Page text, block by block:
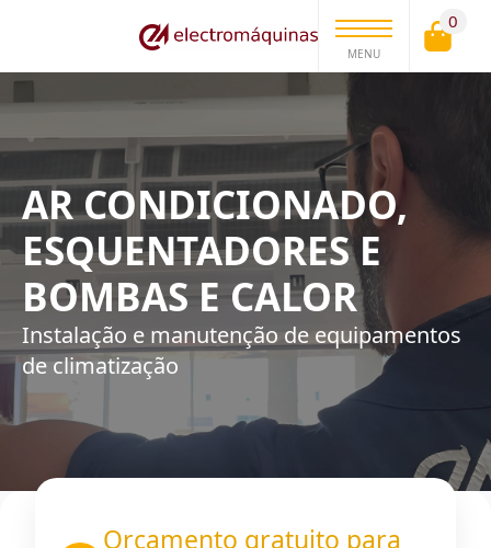
MENU
0
AR CONDICIONADO,
ESQUENTADORES E
BOMBAS E CALOR
Instalação e manutenção de equipamentos
de climatização
Orçamento gratuito para